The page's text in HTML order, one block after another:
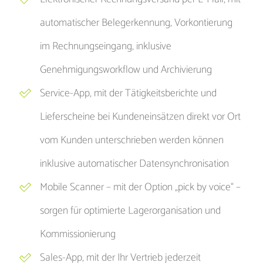
automatischer Belegerkennung, Vorkontierung
im Rechnungseingang, inklusive
Genehmigungsworkflow und Archivierung
Service-App, mit der Tätigkeitsberichte und
Lieferscheine bei Kundeneinsätzen direkt vor Ort
vom Kunden unterschrieben werden können
inklusive automatischer Datensynchronisation
Mobile Scanner – mit der Option „pick by voice“ –
sorgen für optimierte Lagerorganisation und
Kommissionierung
Sales-App, mit der Ihr Vertrieb jederzeit